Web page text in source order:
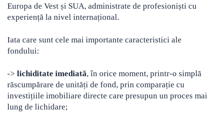
Europa de Vest și SUA, administrate de profesioniști cu
experiență la nivel internațional.
Iata care sunt cele mai importante caracteristici ale
fondului:
-> lichiditate imediată, în orice moment, printr-o simplă
răscumpărare de unități de fond, prin comparație cu
investițiile imobiliare directe care presupun un proces mai
lung de lichidare;